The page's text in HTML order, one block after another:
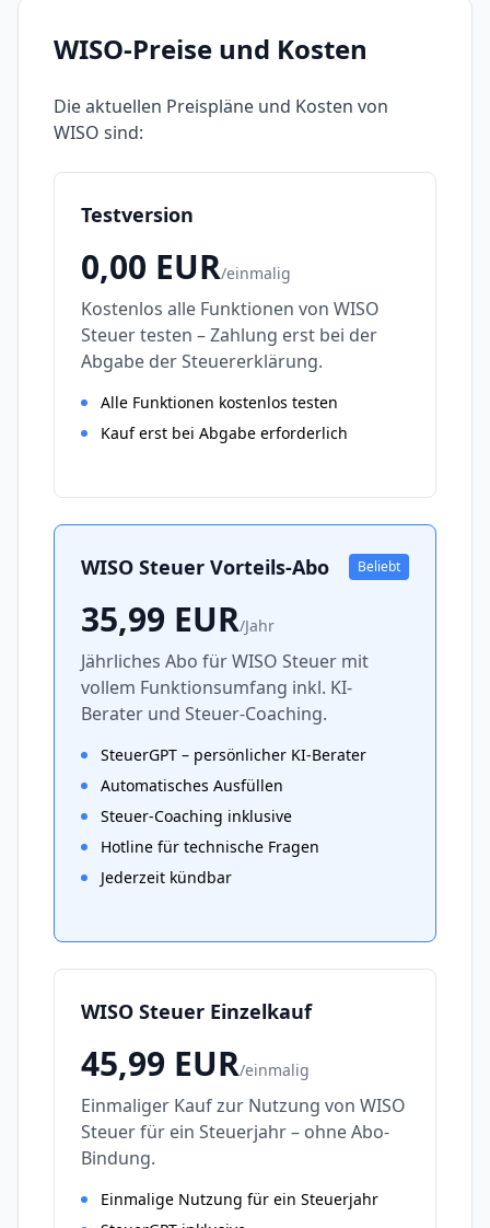
WISO-Preise und Kosten
Die aktuellen Preispläne und Kosten von
WISO sind:
Testversion
0,00 EUR/einmalig
Kostenlos alle Funktionen von WISO
Steuer testen – Zahlung erst bei der
Abgabe der Steuererklärung.
Alle Funktionen kostenlos testen
Kauf erst bei Abgabe erforderlich
WISO Steuer Vorteils-Abo Beliebt
35,99 EUR/Jahr
Jährliches Abo für WISO Steuer mit
vollem Funktionsumfang inkl. KI-
Berater und Steuer-Coaching.
SteuerGPT – persönlicher KI-Berater
Automatisches Ausfüllen
Steuer-Coaching inklusive
Hotline für technische Fragen
Jederzeit kündbar
WISO Steuer Einzelkauf
45,99 EUR/einmalig
Einmaliger Kauf zur Nutzung von WISO
Steuer für ein Steuerjahr – ohne Abo-
Bindung.
Einmalige Nutzung für ein Steuerjahr